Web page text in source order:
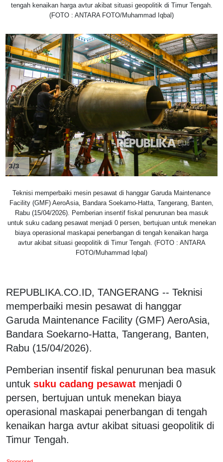
tengah kenaikan harga avtur akibat situasi geopolitik di Timur Tengah.
(FOTO : ANTARA FOTO/Muhammad Iqbal)
3/3
Teknisi memperbaiki mesin pesawat di hanggar Garuda Maintenance
Facility (GMF) AeroAsia, Bandara Soekarno-Hatta, Tangerang, Banten,
Rabu (15/04/2026). Pemberian insentif fiskal penurunan bea masuk
untuk suku cadang pesawat menjadi 0 persen, bertujuan untuk menekan
biaya operasional maskapai penerbangan di tengah kenaikan harga
avtur akibat situasi geopolitik di Timur Tengah. (FOTO : ANTARA
FOTO/Muhammad Iqbal)
REPUBLIKA.CO.ID, TANGERANG -- Teknisi
memperbaiki mesin pesawat di hanggar
Garuda Maintenance Facility (GMF) AeroAsia,
Bandara Soekarno-Hatta, Tangerang, Banten,
Rabu (15/04/2026).
Pemberian insentif fiskal penurunan bea masuk
untuk suku cadang pesawat menjadi 0
persen, bertujuan untuk menekan biaya
operasional maskapai penerbangan di tengah
kenaikan harga avtur akibat situasi geopolitik di
Timur Tengah.